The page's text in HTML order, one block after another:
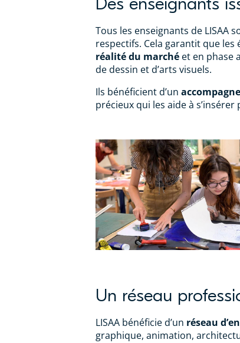
Tous les enseignants de LISAA
respectifs. Cela garantit que
réalité du marché et en phase
de dessin et d’arts visuels.
Ils bénéficient d’un
précieux qui les aide à
Un réseau
LISAA bénéficie d’un réseau
graphique, animation,